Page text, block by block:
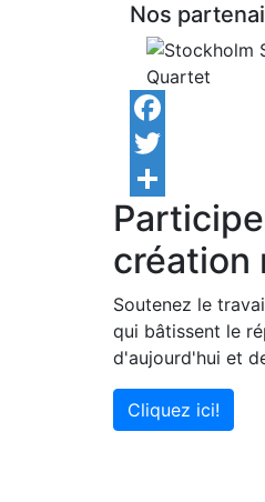
Nos
Facebook
Twitter
Share
création
Soutenez le
qui bâtissent le
d'aujourd'hui et
Cliquez ici!